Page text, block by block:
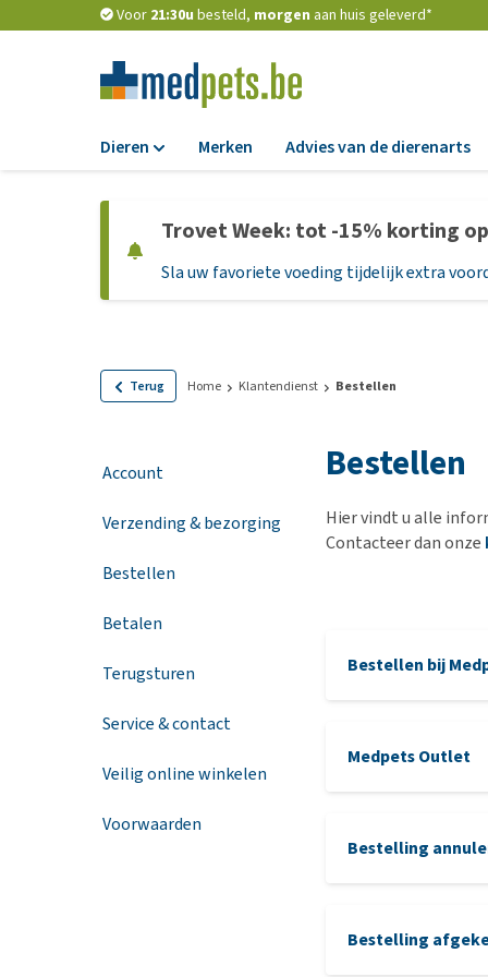
Voor 21:30u besteld, morgen aan huis geleverd*
Dieren
Hondenbrokken
Natvoer
Graanvrij
Glutenvrij
Biologisch
Merken Advies van de dierenarts
Trovet Week: tot -15% korting
Sla uw favoriete voeding tijdelijk extra
Terug Home Klantendienst Bestellen
Account
Verzending & bezorging
Bestellen
Betalen
Terugsturen
Service & contact
Veilig online winkelen
Voorwaarden
Bestellen
Hier vindt u alle
Contacteer dan onze
Bestellen bij
Kies uw
Kies uw
U ontvangt
Medpets Outlet
Bestelling
Bestelling